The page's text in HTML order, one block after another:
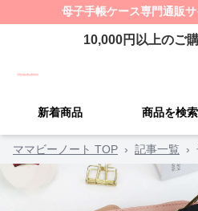
母子手帳ケース専門通販サ
10,000円以上のご
新着商品 商品を検索
ママビーノート TOP › 記事一覧 ›